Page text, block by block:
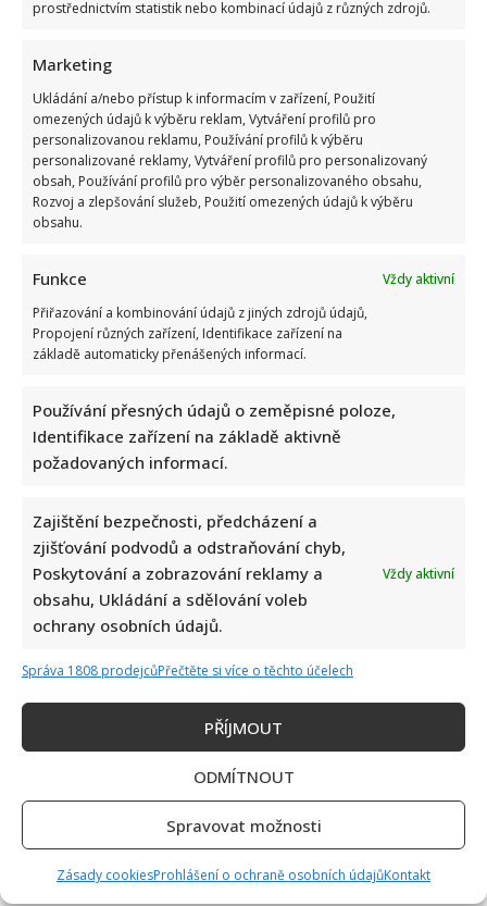
prostřednictvím statistik nebo kombinací údajů z různých zdrojů.
Marketing
Ukládání a/nebo přístup k informacím v zařízení, Použití
omezených údajů k výběru reklam, Vytváření profilů pro
personalizovanou reklamu, Používání profilů k výběru
personalizované reklamy, Vytváření profilů pro personalizovaný
obsah, Používání profilů pro výběr personalizovaného obsahu,
Rozvoj a zlepšování služeb, Použití omezených údajů k výběru
obsahu.
Funkce
Vždy aktivní
Přiřazování a kombinování údajů z jiných zdrojů údajů,
Propojení různých zařízení, Identifikace zařízení na
základě automaticky přenášených informací.
Používání přesných údajů o zeměpisné poloze,
Identifikace zařízení na základě aktivně
požadovaných informací.
Zajištění bezpečnosti, předcházení a
zjišťování podvodů a odstraňování chyb,
Poskytování a zobrazování reklamy a
obsahu, Ukládání a sdělování voleb
ochrany osobních údajů.
Vždy aktivní
Správa 1808 prodejcůPřečtěte si více o těchto účelech
PŘÍJMOUT
ODMÍTNOUT
Spravovat možnosti
Zásady cookiesProhlášení o ochraně osobních údajůKontakt
Poslední chvíle Ivety Bartošové: Maminka z telefonátu
cítila zlepšení, poté přišla nejtvrdší rána
důchodech: Oba si stále musí přivydělávat
Linda Finková podpořila Jana Cinu po kritice od člena SPD:
Upozornila na téma, které rozděluje společnost
Test znalostí na téma české pohádky a jejich hlášky: Úkolem
je přiřadit 10/10 výroků ke správným filmům